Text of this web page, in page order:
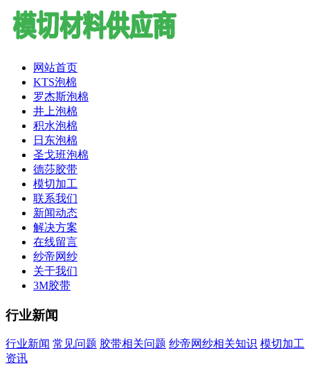
网站首页
KTS泡棉
罗杰斯泡棉
井上泡棉
积水泡棉
日东泡棉
圣戈班泡棉
德莎胶带
模切加工
联系我们
新闻动态
解决方案
在线留言
纱帝网纱
关于我们
3M胶带
行业新闻
行业新闻 常见问题 胶带相关问题 纱帝网纱相关知识 模切加工
资讯